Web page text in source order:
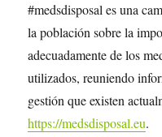
#medsdisposal es una
la población sobre la
adecuadamente de los
utilizados, reuniendo
gestión que existen
https://medsdisposal.eu.